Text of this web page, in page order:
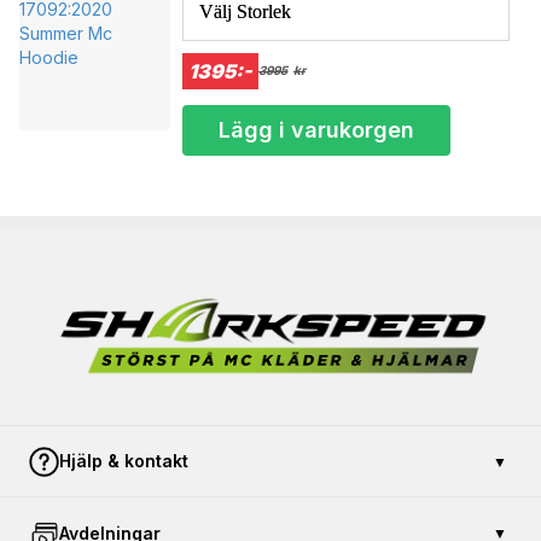
Storlek/size
(cm)
XXS
66,5-71,5
83-87
XS
71,5-76,5
81,5-86,5
95-99
86,5-91,5
99-103
6XL
116,5-121,5
123-127
7XL
121,5-126,5 127-131
Välj Storlek
1395:- 3995 kr
Lägg i varukorgen
Hjälp & kontakt ▼
Kontakta oss
Avdelningar ▼